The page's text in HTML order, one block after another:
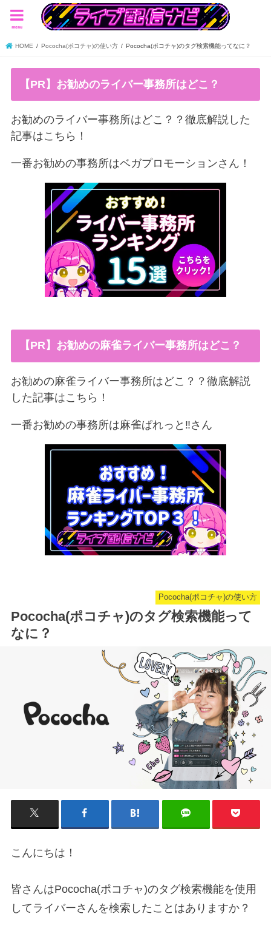
menu
HOME Pococha(ポコチャ)の使い方 Pococha(ポコチャ)のタグ検索機能ってなに？
【PR】お勧めのライバー事務所はどこ？
お勧めのライバー事務所はどこ？？徹底解説した
記事はこちら！
一番お勧めの事務所はベガプロモーションさん！
【PR】お勧めの麻雀ライバー事務所はどこ？
お勧めの麻雀ライバー事務所はどこ？？徹底解説
した記事はこちら！
一番お勧めの事務所は麻雀ぱれっと‼︎さん
Pococha(ポコチャ)の使い方
Pococha(ポコチャ)のタグ検索機能って
なに？
こんにちは！
皆さんはPococha(ポコチャ)のタグ検索機能を使用
してライバーさんを検索したことはありますか？